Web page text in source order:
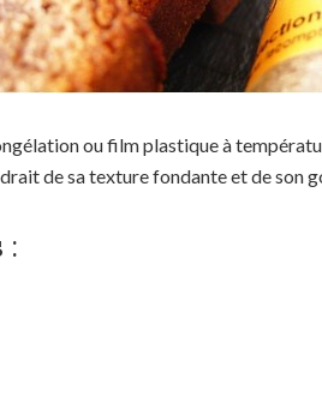
ou film plastique à
de sa texture fondante et de son
: